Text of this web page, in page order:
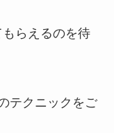
らえるのを待
テクニックをご